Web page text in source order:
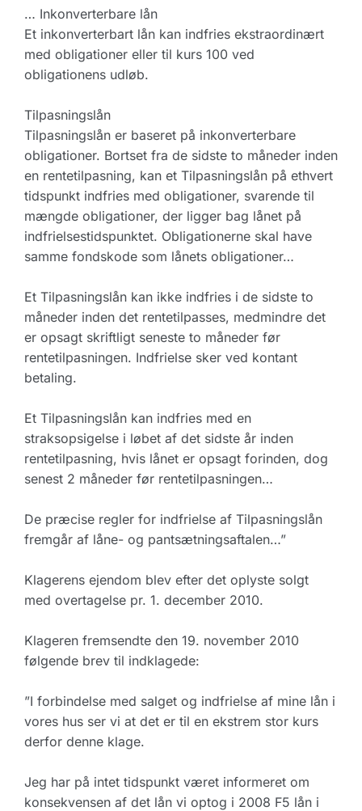
… Inkonverterbare lån
Et inkonverterbart lån kan indfries ekstraordinært
med obligationer eller til kurs 100 ved
obligationens udløb.
Tilpasningslån
Tilpasningslån er baseret på inkonverterbare
obligationer. Bortset fra de sidste to måneder inden
en rentetilpasning, kan et Tilpasningslån på ethvert
tidspunkt indfries med obligationer, svarende til
mængde obligationer, der ligger bag lånet på
indfrielsestidspunktet. Obligationerne skal have
samme fondskode som lånets obligationer…
Et Tilpasningslån kan ikke indfries i de sidste to
måneder inden det rentetilpasses, medmindre det
er opsagt skriftligt seneste to måneder før
rentetilpasningen. Indfrielse sker ved kontant
betaling.
Et Tilpasningslån kan indfries med en
straksopsigelse i løbet af det sidste år inden
rentetilpasning, hvis lånet er opsagt forinden, dog
senest 2 måneder før rentetilpasningen…
De præcise regler for indfrielse af Tilpasningslån
fremgår af låne- og pantsætningsaftalen…”
Klagerens ejendom blev efter det oplyste solgt
med overtagelse pr. 1. december 2010.
Klageren fremsendte den 19. november 2010
følgende brev til indklagede:
”I forbindelse med salget og indfrielse af mine lån i
vores hus ser vi at det er til en ekstrem stor kurs
derfor denne klage.
Jeg har på intet tidspunkt været informeret om
konsekvensen af det lån vi optog i 2008 F5 lån i